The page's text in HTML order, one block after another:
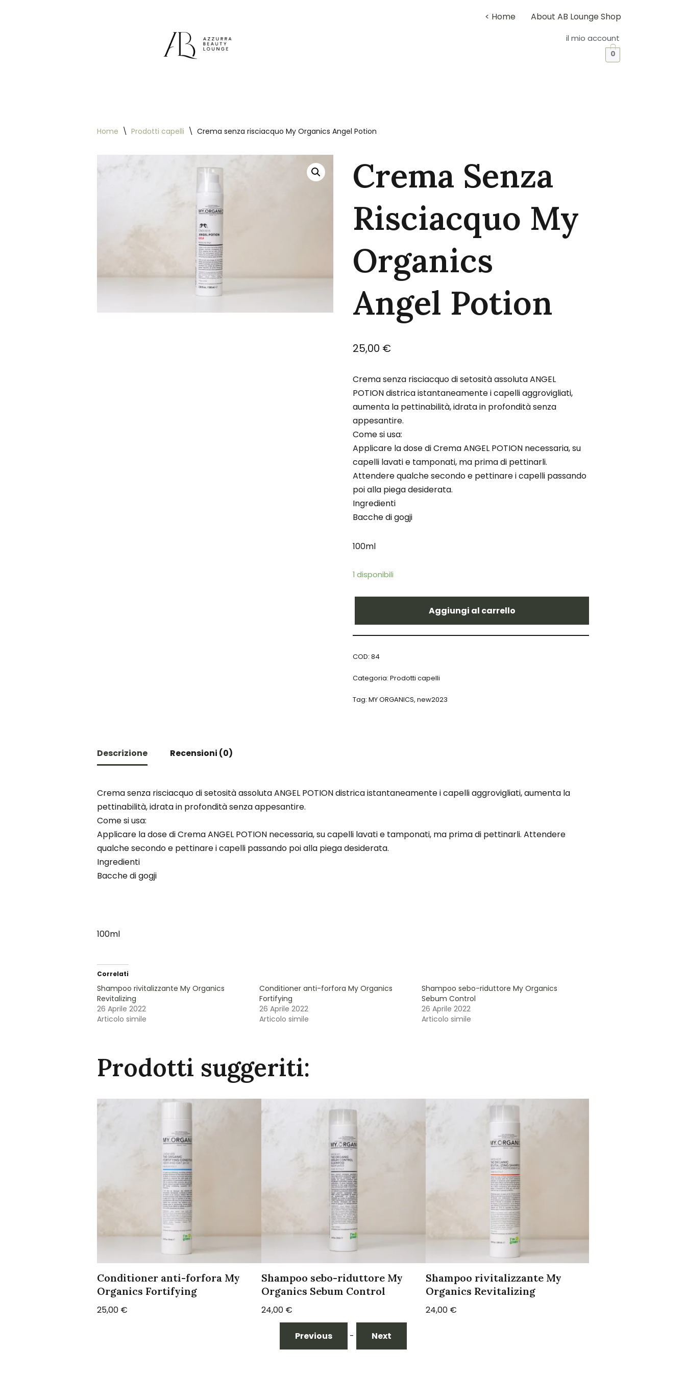
< Home About AB Lounge Shop
il mio account
0
Home \ Prodotti capelli \ Crema senza risciacquo My Organics Angel Potion
Crema Senza
Risciacquo My
Organics
Angel Potion
25,00 €
Crema senza risciacquo di setosità assoluta ANGEL
POTION districa istantaneamente i capelli aggrovigliati,
aumenta la pettinabilità, idrata in profondità senza
appesantire.
Come si usa:
Applicare la dose di Crema ANGEL POTION necessaria, su
capelli lavati e tamponati, ma prima di pettinarli.
Attendere qualche secondo e pettinare i capelli passando
poi alla piega desiderata.
Ingredienti
Bacche di gogji
100ml
1 disponibili
Aggiungi al carrello
COD:84
Categoria:Prodotti capelli
Tag:MY ORGANICS,new2023
Descrizione Recensioni (0)
Crema senza risciacquo di setosità assoluta ANGEL POTION districa istantaneamente i capelli aggrovigliati, aumenta la
pettinabilità, idrata in profondità senza appesantire.
Come si usa:
Applicare la dose di Crema ANGEL POTION necessaria, su capelli lavati e tamponati, ma prima di pettinarli. Attendere
qualche secondo e pettinare i capelli passando poi alla piega desiderata.
Ingredienti
Bacche di gogji
100ml
Correlati
Shampoo rivitalizzante My Organics
Revitalizing
26 Aprile 2022
Articolo simile
Conditioner anti-forfora My Organics
Fortifying
26 Aprile 2022
Articolo simile
Shampoo sebo-riduttore My Organics
Sebum Control
26 Aprile 2022
Articolo simile
Prodotti suggeriti:
Conditioner anti-forfora My
Organics Fortifying
25,00 €
Shampoo sebo-riduttore My
Organics Sebum Control
24,00 €
Shampoo rivitalizzante My
Organics Revitalizing
24,00 €
Previous - Next